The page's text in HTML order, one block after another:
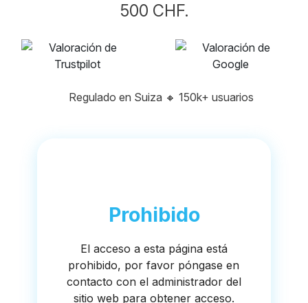
500 CHF.
Regulado en Suiza 🔸 150k+ usuarios